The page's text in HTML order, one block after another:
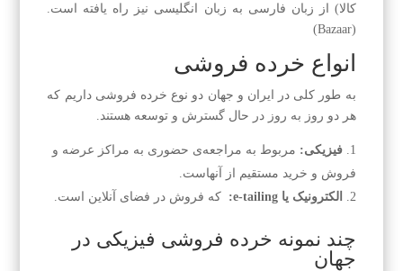
کالا) از زبان فارسی به زبان انگلیسی نیز راه یافته است.
(Bazaar)
انواع خرده فروشی
به طور کلی در ایران و جهان دو نوع خرده فروشی داریم که
هر دو روز به روز در حال گسترش و توسعه هستند.
فیزیکی: مربوط به مراجعه‌ی حضوری به مراکز عرضه و
فروش و خرید مستقیم از آنهاست.
الکترونیک یا e-tailing:
که فروش در فضای آنلاین است.
چند نمونه خرده فروشی فیزیکی در
جهان